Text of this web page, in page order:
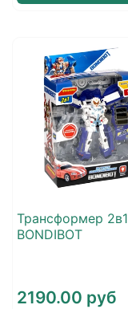
Трансформер 2в1
BONDIBOT
2190.00 руб